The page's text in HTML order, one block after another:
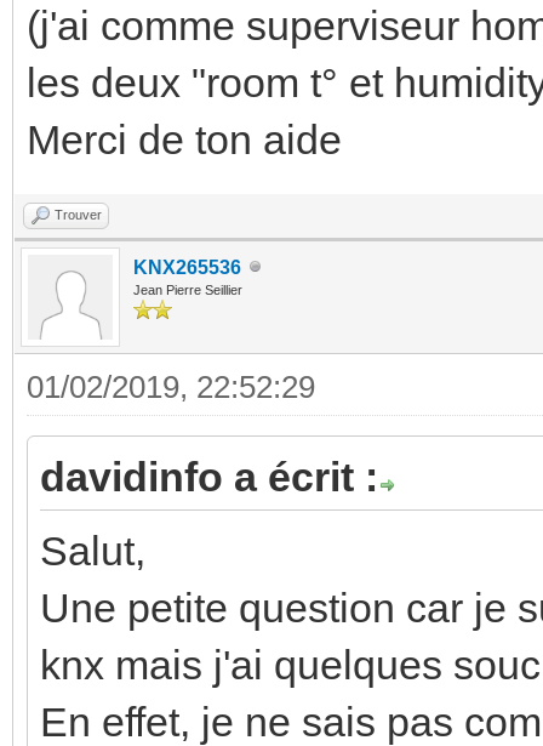
(j'ai comme superviseur
les deux "room t° et
Merci de ton aide
Trouver
KNX265536
Jean Pierre Seillier
01/02/2019, 22:52:29
davidinfo a écrit :
Salut,
Une petite question car je
knx mais j'ai quelques
En effet, je ne sais pas